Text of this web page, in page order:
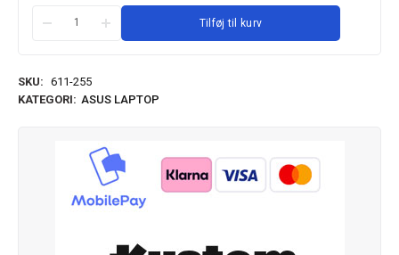
Tilføj til kurv
SKU: 611-255
KATEGORI: ASUS LAPTOP